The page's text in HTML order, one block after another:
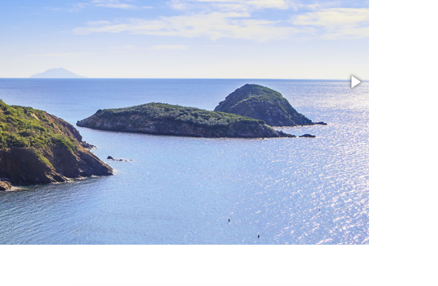
FRA
DAN
ESP
SLO